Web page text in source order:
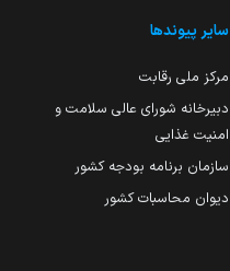
سایر پیوندها
مرکز ملی رقابت
دبیرخانه شورای عالی سلامت و
امنیت غذایی
سازمان برنامه بودجه کشور
دیوان محاسبات کشور